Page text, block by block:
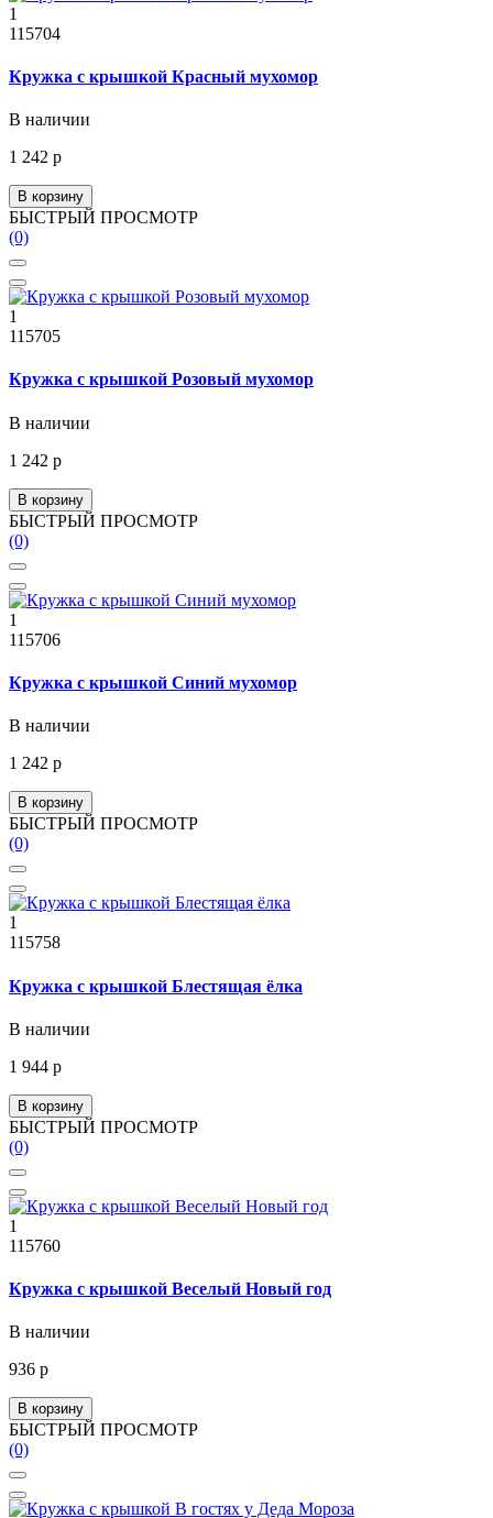
1
115704
Кружка с крышкой Красный мухомор
В наличии
1 242 р
В корзину
БЫСТРЫЙ ПРОСМОТР
(0)
1
115705
Кружка с крышкой Розовый мухомор
В наличии
1 242 р
В корзину
БЫСТРЫЙ ПРОСМОТР
(0)
1
115706
Кружка с крышкой Синий мухомор
В наличии
1 242 р
В корзину
БЫСТРЫЙ ПРОСМОТР
(0)
1
115758
Кружка с крышкой Блестящая ёлка
В наличии
1 944 р
В корзину
БЫСТРЫЙ ПРОСМОТР
(0)
1
115760
Кружка с крышкой Веселый Новый год
В наличии
936 р
В корзину
БЫСТРЫЙ ПРОСМОТР
(0)